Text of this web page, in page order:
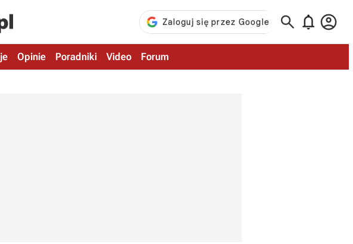
  
Opinie Poradniki Video Forum